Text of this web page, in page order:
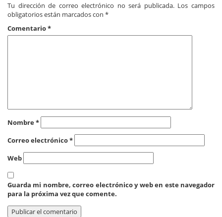
Tu dirección de correo electrónico no será publicada. Los campos
obligatorios están marcados con *
Comentario*
Nombre*
Correo electrónico*
Web
Guarda mi nombre, correo electrónico y web en este navegador
para la próxima vez que comente.